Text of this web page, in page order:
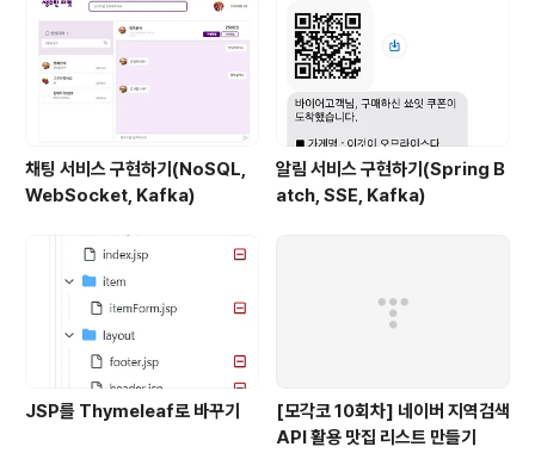
채팅 서비스 구현하기(NoSQL,
WebSocket, Kafka)
알림 서비스 구현하기(Spring B
atch, SSE, Kafka)
JSP를 Thymeleaf로 바꾸기
[모각코 10회차] 네이버 지역검색
API 활용 맛집 리스트 만들기